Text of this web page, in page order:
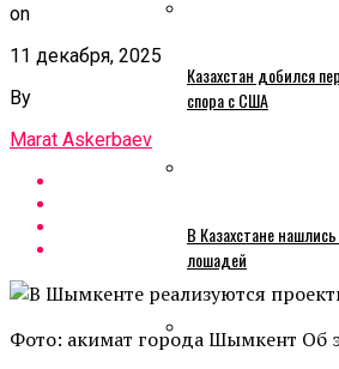
Казахстан добился
спора с США
В Казахстане
лошадей
on
11 декабря, 2025
By
Marat Askerbaev
Фото: акимат города Шымкент Об